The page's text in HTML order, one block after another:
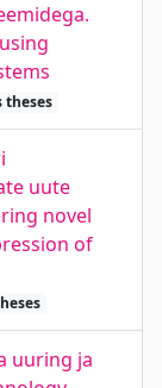
theses
uute
novel
of
uuring ja